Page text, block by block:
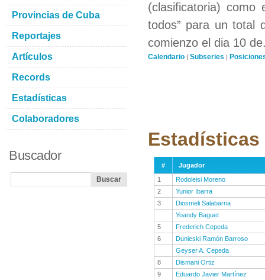
(clasificatoria) como
todos” para un total
comienzo el dia 10
Calendario | Subseries |
Estadísticas
#
Jugador
1
Rodoleisi Moreno
2
Yunior Ibarra
3
Diosmeli Salabarria
Yoandy Baguet
5
Frederich Cepeda
6
Dunieski Ramón Barroso
Geyser A. Cepeda
8
Dismani Ortiz
9
Eduardo Javier Martínez
Provincias de Cuba
Reportajes
Artículos
Records
Estadísticas
Colaboradores
Buscador